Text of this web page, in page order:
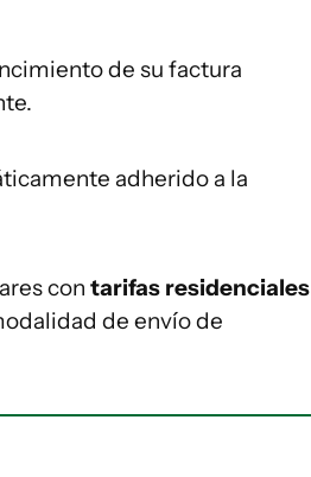
de su factura
adherido a la
con tarifas residenciales
de envío de